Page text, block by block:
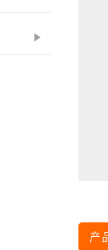
产